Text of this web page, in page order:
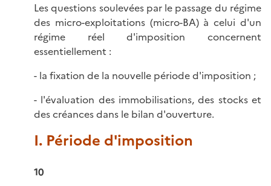
Les questions soulevées par le passage du régime
des micro-exploitations (micro-BA) à celui d'un
régime réel d'imposition concernent
essentiellement :
- la fixation de la nouvelle période d'imposition ;
- l'évaluation des immobilisations, des stocks et
des créances dans le bilan d'ouverture.
I. Période d'imposition
10